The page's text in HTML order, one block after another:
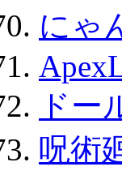
にゃ
ドー
呪術